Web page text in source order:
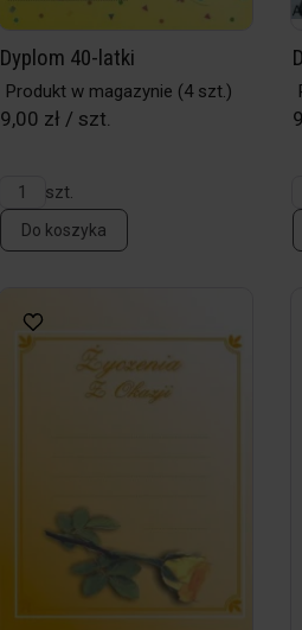
Dyplom 40-latki
Produkt w magazynie (4 szt.)
9,00 zł / szt.
szt.
Do koszyka